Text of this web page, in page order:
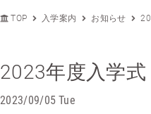
TOP 入学案内 お知らせ
2023年度入学式
2023/09/05 Tue